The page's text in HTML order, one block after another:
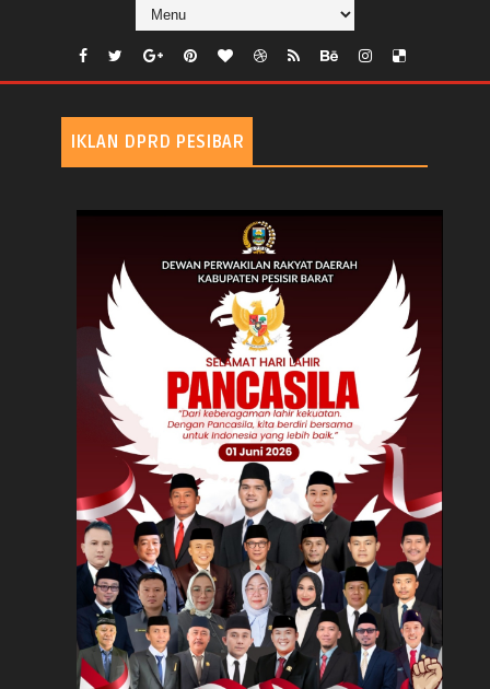
IKLAN DPRD PESIBAR